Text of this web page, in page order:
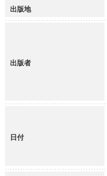
出版地
出版者
日付